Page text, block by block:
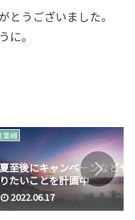
とうございました。
に。
葉綴
至後にキャンペーンなどや
たいことを計画中
2022.06.17